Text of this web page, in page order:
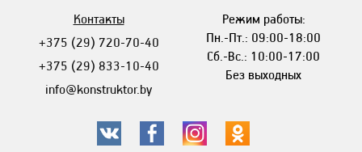
Контакты
+375 (29) 720-70-40
+375 (29) 833-10-40
info@konstruktor.by
Режим работы:
Пн.-Пт.: 09:00-18:00
Сб.-Вс.: 10:00-17:00
Без выходных